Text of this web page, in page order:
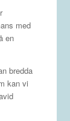
med
en
bredda
kan vi